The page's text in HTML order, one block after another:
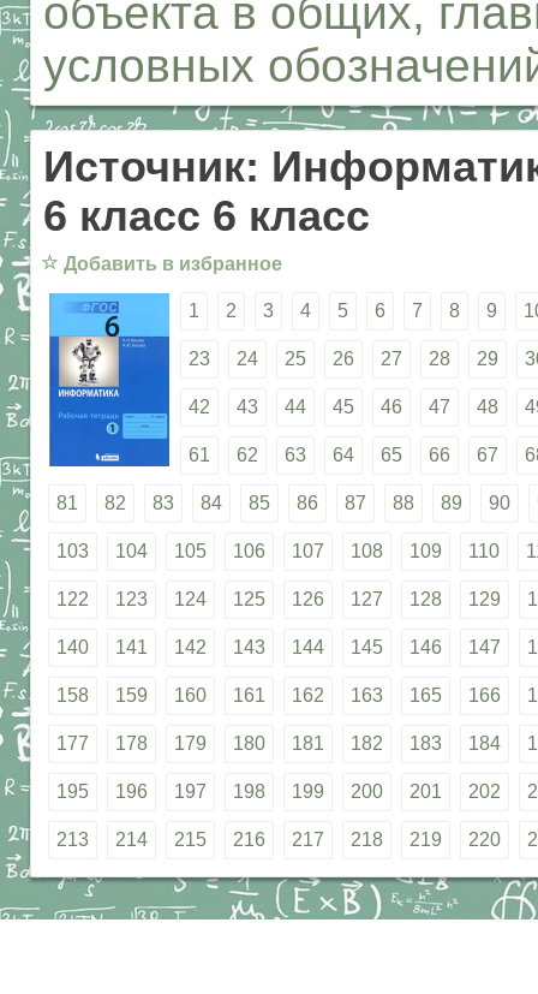
объекта в общих,
условных
Источник:
6 класс 6 класс
☆ Добавить в избранное
1 2 3 4 5 6 7 8 9
23 24 25 26 27 28 29
42 43 44 45 46 47 48
61 62 63 64 65 66 67
81 82 83 84 85 86 87 88 89 90
103 104 105 106 107 108 109 110
122 123 124 125 126 127 128 129
140 141 142 143 144 145 146 147
158 159 160 161 162 163 165 166
177 178 179 180 181 182 183 184
195 196 197 198 199 200 201 202
213 214 215 216 217 218 219 220